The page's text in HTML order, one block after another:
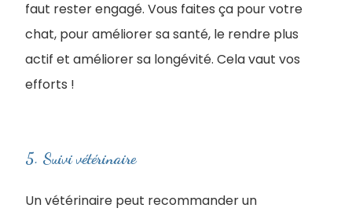
faut rester engagé. Vous faites ça pour votre
chat, pour améliorer sa santé, le rendre plus
actif et améliorer sa longévité. Cela vaut vos
efforts !
5. Suivi vétérinaire
Un vétérinaire peut recommander un